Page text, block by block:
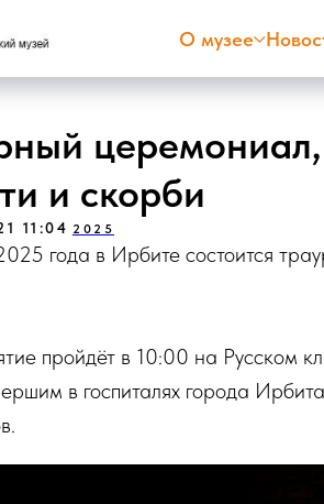
О музее
и скорби
11:04 2025
года в Ирбите состоится
пройдёт в 10:00 на Русском
в госпиталях города